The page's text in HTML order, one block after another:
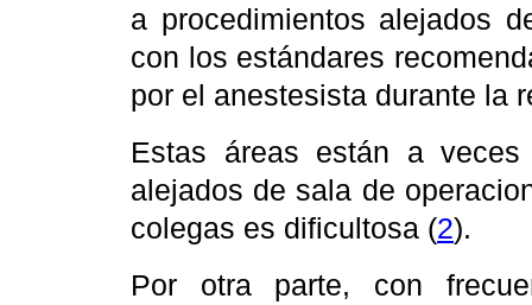
a procedimientos alejados
con los estándares
por el anestesista durante la
Estas áreas están a
alejados de sala de
colegas es dificultosa (2).
Por otra parte, con